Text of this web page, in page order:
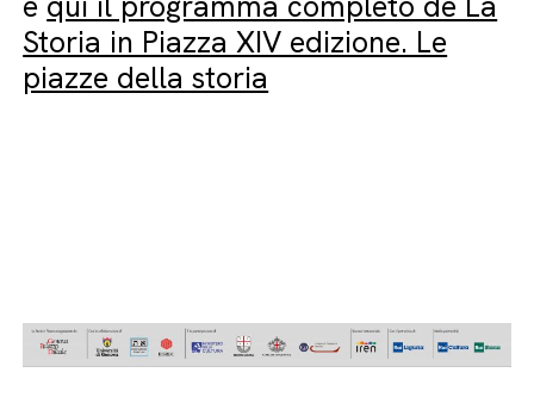
Storia in Piazza XIV edizione. Le
piazze della storia